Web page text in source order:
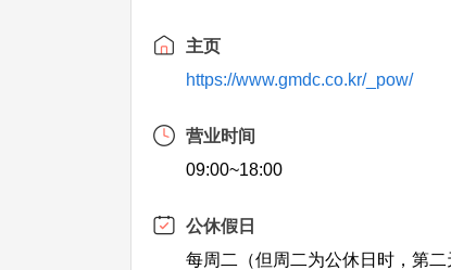
主页
https://www.gmdc.co.kr/_pow/
营业时间
09:00~18:00
公休假日
每周二（但周二为公休日时，第